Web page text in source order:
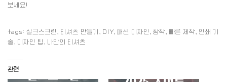
보세요!
tags: 실크스크린, 티셔츠 만들기, DIY, 패션 디자인, 창작, 빠른 제작, 인쇄 기
술, 디자인 팁, 나만의 티셔츠
관련